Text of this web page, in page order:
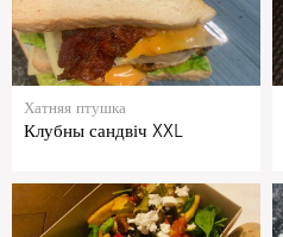
Хатняя птушка
Клубны сандвіч XXL